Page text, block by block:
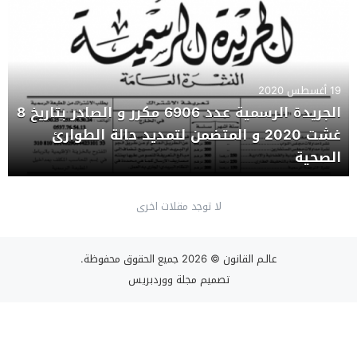
19 أغسطس 2020
الجريدة الرسمية عدد 6906 مكرر و الصادر بتاريخ 8
غشت 2020 و المتضمن لتمديد حالة الطوارئ
الصحية
لا توجد مقلات اخرى
عالـم القانون © 2026 جميع الحقوق محفوظة.
تصميم مجلة ووردبريس